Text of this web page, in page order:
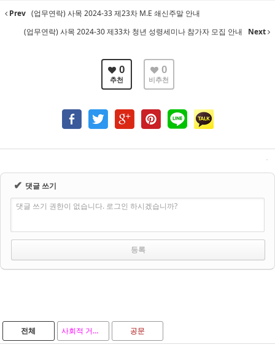
Prev (업무연락) 사목 2024-33 제23차 M.E 쇄신주말 안내
(업무연락) 사목 2024-30 제33차 청년 성령세미나 참가자 모집 안내
Next
0
추천
0
비추천
✔ 댓글 쓰기
댓글 쓰기 권한이 없습니다. 로그인 하시겠습니까?
전체 사회적 거리두기 지침 공문